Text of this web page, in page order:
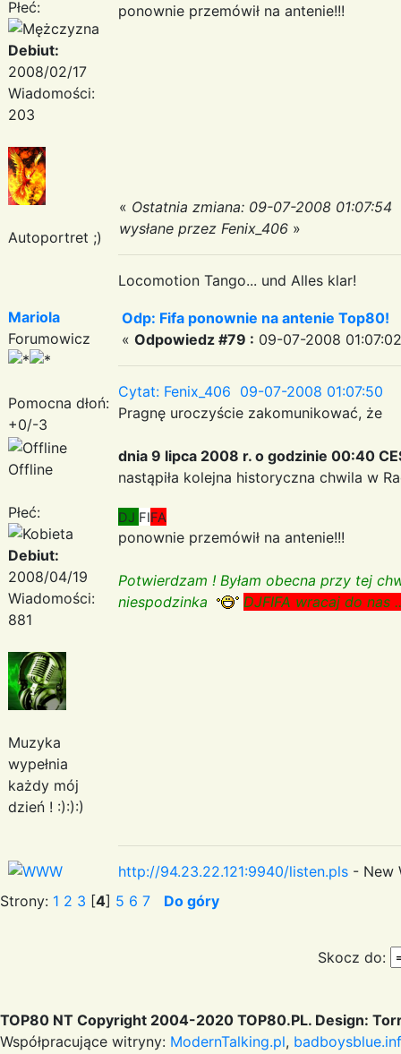
Płeć:
Debiut:
2008/02/17
Wiadomości:
203
Autoportret ;)
ponownie przemówił na antenie!!!
« Ostatnia zmiana: 09-07-2008 01:07:54
wysłane przez Fenix_406 »
Locomotion Tango... und Alles klar!
Mariola
Forumowicz
Pomocna dłoń:
+0/-3
Offline
Płeć:
Debiut:
2008/04/19
Wiadomości:
881
Muzyka
wypełnia
każdy mój
dzień ! :):):)
Odp: Fifa ponownie na antenie Top80!
« Odpowiedz #79 : 09-07-2008
Cytat: Fenix_406 09-07-2008 01:07:50
Pragnę uroczyście zakomunikować, że
dnia 9 lipca 2008 r. o godzinie 00:40
nastąpiła kolejna historyczna chwila w
DJ FIFA
ponownie przemówił na antenie!!!
Potwierdzam ! Byłam obecna przy tej
niespodzinka
DJFIFA wracaj do nas
http://94.23.22.121:9940/listen.pls - New
Strony: 1 2 3 [4] 5 6 7 Do góry
Skocz do:
TOP80 NT Copyright 2004-2020 TOP80.PL. Design:
Współpracujące witryny: ModernTalking.pl,